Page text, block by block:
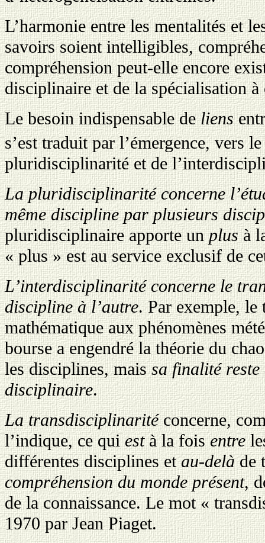
L’harmonie entre les mentalités et
savoirs soient intelligibles,
compréhension peut-elle encore
disciplinaire et de la spécialisation à
Le besoin indispensable deliens
s’est traduit par l’émergence, vers
pluridisciplinarité et de
La pluridisciplinarité concerne
même discipline par plusieurs
pluridisciplinaire apporte unplusà
« plus » est au service exclusif de
L’interdisciplinarité concerne le
discipline à l’autre. Par exemple, le
mathématique aux phénomènes
bourse a engendré la théorie du
les disciplines, maissa finalité
disciplinaire.
La transdisciplinaritéconcerne,
l’indique, ce quiestà la foisentre
différentes disciplines etau-delàde
compréhension du monde présent,
de la connaissance. Le mot «
1970 par Jean Piaget.